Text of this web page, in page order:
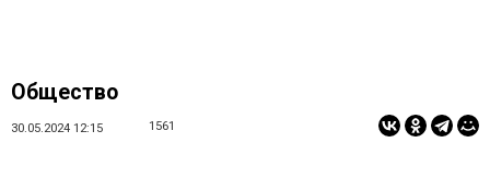
Общество
30.05.2024 12:15 1561